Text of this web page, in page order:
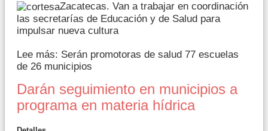
Zacatecas. Van a trabajar en coordinación
las secretarías de Educación y de Salud para
impulsar nueva cultura
Lee más: Serán promotoras de salud 77 escuelas
de 26 municipios
Darán seguimiento en municipios a
programa en materia hídrica